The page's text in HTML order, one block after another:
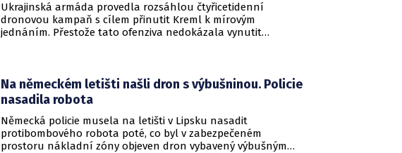
Ukrajinská armáda provedla rozsáhlou čtyřicetidenní
dronovou kampaň s cílem přinutit Kreml k mírovým
jednáním. Přestože tato ofenziva nedokázala vynutit
Na německém letišti našli dron s výbušninou. Policie
nasadila robota
Německá policie musela na letišti v Lipsku nasadit
protibombového robota poté, co byl v zabezpečeném
prostoru nákladní zóny objeven dron vybavený výbušným